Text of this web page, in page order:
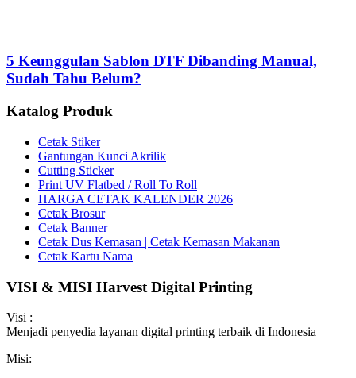
5 Keunggulan Sablon DTF Dibanding Manual,
Sudah Tahu Belum?
Katalog Produk
Cetak Stiker
Gantungan Kunci Akrilik
Cutting Sticker
Print UV Flatbed / Roll To Roll
HARGA CETAK KALENDER 2026
Cetak Brosur
Cetak Banner
Cetak Dus Kemasan | Cetak Kemasan Makanan
Cetak Kartu Nama
VISI & MISI Harvest Digital Printing
Visi :
Menjadi penyedia layanan digital printing terbaik di Indonesia
Misi: